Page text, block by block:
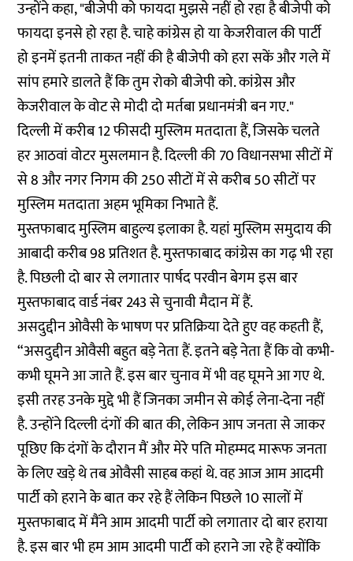
उन्होंने कहा, "बीजेपी को फायदा मुझसे नहीं हो रहा है बीजेपी को
फायदा इनसे हो रहा है. चाहे कांग्रेस हो या केजरीवाल की पार्टी
हो इनमें इतनी ताकत नहीं की है बीजेपी को हरा सकें और गले में
सांप हमारे डालते हैं कि तुम रोको बीजेपी को. कांग्रेस और
केजरीवाल के वोट से मोदी दो मर्तबा प्रधानमंत्री बन गए."
दिल्ली में करीब 12 फीसदी मुस्लिम मतदाता हैं, जिसके चलते
हर आठवां वोटर मुसलमान है. दिल्ली की 70 विधानसभा सीटों में
से 8 और नगर निगम की 250 सीटों में से करीब 50 सीटों पर
मुस्लिम मतदाता अहम भूमिका निभाते हैं.
मुस्तफाबाद मुस्लिम बाहुल्य इलाका है. यहां मुस्लिम समुदाय की
आबादी करीब 98 प्रतिशत है. मुस्तफाबाद कांग्रेस का गढ़ भी रहा
है. पिछली दो बार से लगातार पार्षद परवीन बेगम इस बार
मुस्तफाबाद वार्ड नंबर 243 से चुनावी मैदान में हैं.
असदुद्दीन ओवैसी के भाषण पर प्रतिक्रिया देते हुए वह कहती हैं,
“असदुद्दीन ओवैसी बहुत बड़े नेता हैं. इतने बड़े नेता हैं कि वो कभी-
कभी घूमने आ जाते हैं. इस बार चुनाव में भी वह घूमने आ गए थे.
इसी तरह उनके मुद्दे भी हैं जिनका जमीन से कोई लेना-देना नहीं
है. उन्होंने दिल्ली दंगों की बात की, लेकिन आप जनता से जाकर
पूछिए कि दंगों के दौरान मैं और मेरे पति मोहम्मद मारूफ जनता
के लिए खड़े थे तब ओवैसी साहब कहां थे. वह आज आम आदमी
पार्टी को हराने के बात कर रहे हैं लेकिन पिछले 10 सालों में
मुस्तफाबाद में मैंने आम आदमी पार्टी को लगातार दो बार हराया
है. इस बार भी हम आम आदमी पार्टी को हराने जा रहे हैं क्योंकि